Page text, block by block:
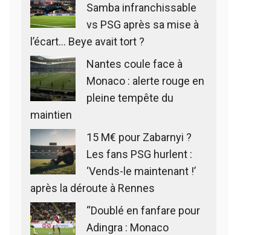
Samba infranchissable
vs PSG après sa mise à
l’écart… Beye avait tort ?
Nantes coule face à
Monaco : alerte rouge en
pleine tempête du
maintien
15 M€ pour Zabarnyi ?
Les fans PSG hurlent :
‘Vends-le maintenant !’
après la déroute à Rennes
“Doublé en fanfare pour
Adingra : Monaco